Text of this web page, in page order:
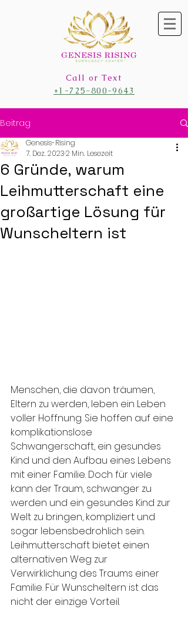
Call or Text
+1-725-800-9643
Beitrag
6 Gründe, warum
Leihmutterschaft eine
großartige Lösung für
Wunscheltern ist
Genesis-Rising
7. Dez. 20232 Min. Lesezeit
Menschen, die davon träumen,
Eltern zu werden, leben ein Leben
voller Hoffnung. Sie hoffen auf eine
komplikationslose
Schwangerschaft, ein gesundes
Kind und den Aufbau eines Lebens
mit einer Familie. Doch für viele
kann der Traum, schwanger zu
werden und ein gesundes Kind zur
Welt zu bringen, kompliziert und
sogar lebensbedrohlich sein.
Leihmutterschaft bietet einen
alternativen Weg zur
Verwirklichung des Traums einer
Familie. Für Wunscheltern ist das
nicht der einzige Vorteil.